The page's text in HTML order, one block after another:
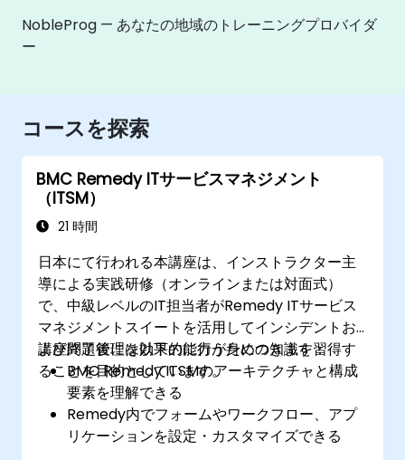
NobleProg — あなたの地域のトレーニングプロバイダ
ー
コースを探索
BMC Remedy ITサービスマネジメント
（ITSM）
21 時間
日本にて行われる本講座は、インストラクター主
導による実践研修（オンラインまたは対面式）
で、中級レベルのIT担当者がRemedy ITサービス
マネジメントスイートを活用してインシデントお
よび問題管理を効果的に行うための知識を習得す
ることを目的としています。
講座終了後には以下の能力が身につきます：
BMC Remedy ITSMのアーキテクチャと構成
要素を理解できる
Remedy内でフォームやワークフロー、アプ
リケーションを設定・カスタマイズできる